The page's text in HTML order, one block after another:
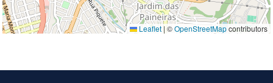
Leaflet | ©OpenStreetMapcontributors